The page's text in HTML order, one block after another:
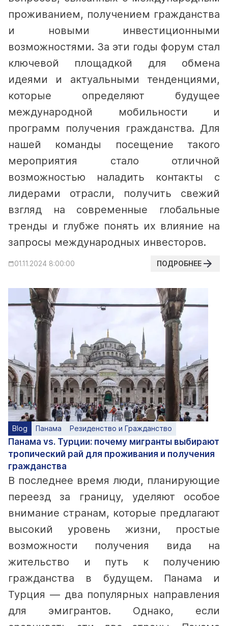
проживанием, получением гражданства
и новыми инвестиционными
возможностями. За эти годы форум стал
ключевой площадкой для обмена
идеями и актуальными тенденциями,
которые определяют будущее
международной мобильности и
программ получения гражданства. Для
нашей команды посещение такого
мероприятия стало отличной
возможностью наладить контакты с
лидерами отрасли, получить свежий
взгляд на современные глобальные
тренды и глубже понять их влияние на
запросы международных инвесторов.
01.11.2024 8:00:00 ПОДРОБНЕЕ
Blog Панама Резиденство и Гражданство
Панама vs. Турции: почему мигранты выбирают
тропический рай для проживания и получения
гражданства
В последнее время люди, планирующие
переезд за границу, уделяют особое
внимание странам, которые предлагают
высокий уровень жизни, простые
возможности получения вида на
жительство и путь к получению
гражданства в будущем. Панама и
Турция — два популярных направления
для эмигрантов. Однако, если